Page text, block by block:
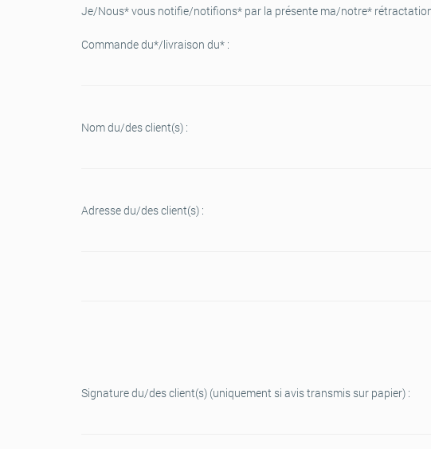
Je/Nous* vous notifie/notifions* par la présente ma/notre*
Commande du*/livraison du* :
Nom du/des client(s) :
Adresse du/des client(s) :
Signature du/des client(s) (uniquement si avis transmis sur papier) :